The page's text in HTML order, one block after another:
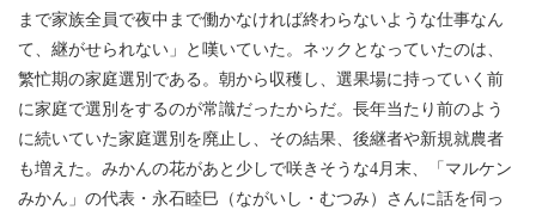
まで家族全員で夜中まで働かなければ終わらないような仕事なん
て、継がせられない」と嘆いていた。ネックとなっていたのは、
繁忙期の家庭選別である。朝から収穫し、選果場に持っていく前
に家庭で選別をするのが常識だったからだ。長年当たり前のよう
に続いていた家庭選別を廃止し、その結果、後継者や新規就農者
も増えた。みかんの花があと少しで咲きそうな4月末、「マルケン
みかん」の代表・永石睦巳（ながいし・むつみ）さんに話を伺っ